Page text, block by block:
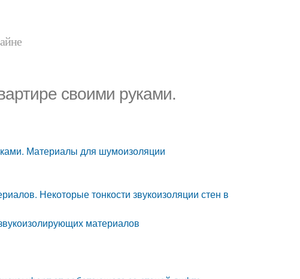
своими руками.
Материалы для шумоизоляции
Некоторые тонкости звукоизоляции стен в
материалов